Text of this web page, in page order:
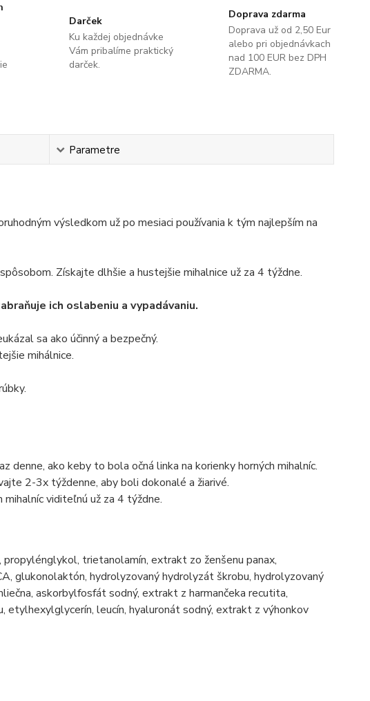
Darček
Ku každej objednávke
Vám pribalíme praktický
darček.
Doprava zdarma
Doprava už od 2,50 Eur
alebo pri objednávkach
nad 100 EUR bez DPH
ZDARMA.
Parametre
výsledkom už po mesiaci používania k tým najlepším na
Získajte dlhšie a hustejšie mihalnice už za 4 týždne.
ich oslabeniu a vypadávaniu.
sa ako účinný a bezpečný.
mihálnice.
denne, ako keby to bola očná linka na korienky horných mihalníc.
2-3x týždenne, aby boli dokonalé a žiarivé.
viditeľnú už za 4 týždne.
trietanolamín, extrakt zo ženšenu panax,
glukonolaktón, hydrolyzovaný hydrolyzát škrobu, hydrolyzovaný
askorbylfosfát sodný, extrakt z harmančeka recutita,
leucín, hyaluronát sodný, extrakt z výhonkov